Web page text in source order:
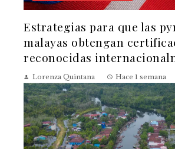
Estrategias para que las
malayas obtengan
reconocidas
Lorenza Quintana Hace 1 semana